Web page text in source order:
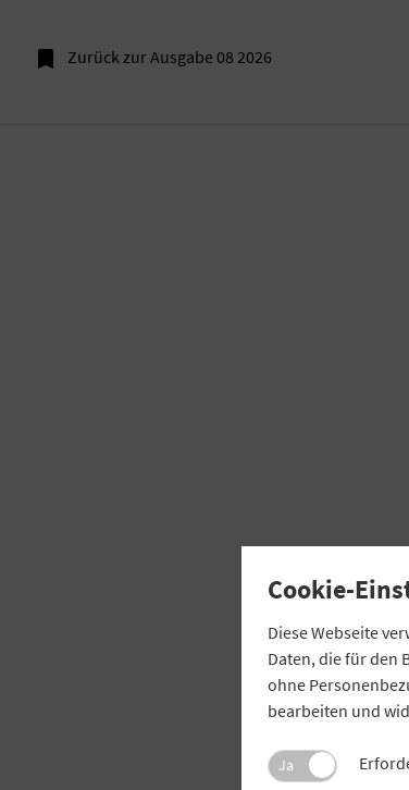

Zurück zur Ausgabe 08 2026
Cookie-
Diese Webseite
Daten, die für den
ohne
bearbeiten und
Ja